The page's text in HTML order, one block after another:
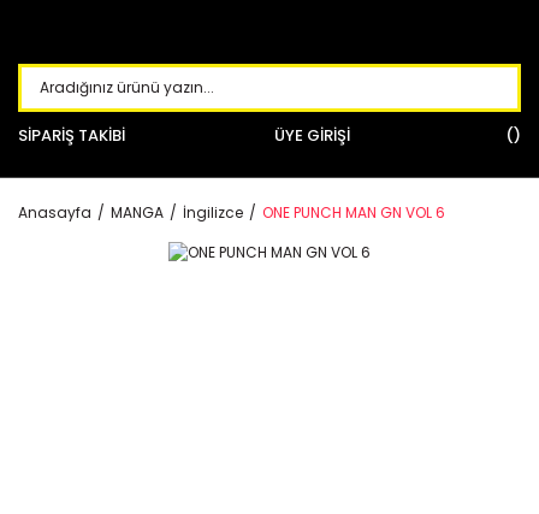
SİPARİŞ TAKİBİ ÜYE GİRİŞİ
Anasayfa MANGA İngilizce ONE PUNCH MAN GN VOL 6